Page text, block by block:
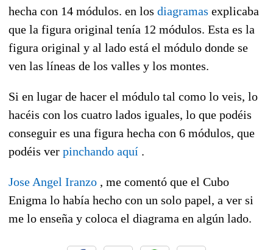
hecha con 14 módulos. en los diagramas explicaba
que la figura original tenía 12 módulos. Esta es la
figura original y al lado está el módulo donde se
ven las líneas de los valles y los montes.
Si en lugar de hacer el módulo tal como lo veis, lo
hacéis con los cuatro lados iguales, lo que podéis
conseguir es una figura hecha con 6 módulos, que
podéis ver pinchando aquí .
Jose Angel Iranzo , me comentó que el Cubo
Enigma lo había hecho con un solo papel, a ver si
me lo enseña y coloca el diagrama en algún lado.